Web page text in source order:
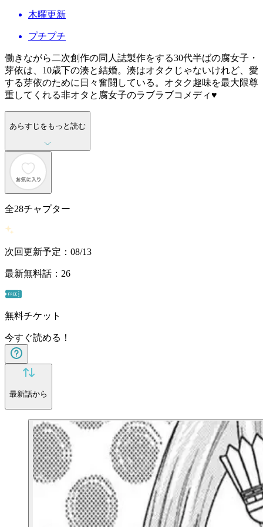
木曜更新
プチプチ
働きながら二次創作の同人誌製作をする30代半ばの腐女子・
芽依は、10歳下の湊と結婚。湊はオタクじゃないけれど、愛
する芽依のために日々奮闘している。オタク趣味を最大限尊
重してくれる非オタと腐女子のラブラブコメディ♥
あらすじをもっと読む
全28チャプター
次回更新予定：08/13
最新無料話：26
無料チケット
今すぐ読める！
最新話から